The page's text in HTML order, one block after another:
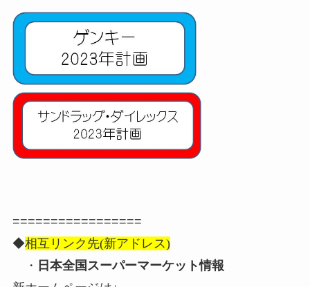
=================
◆相互リンク先(新アドレス)
・ 日本全国スーパーマーケット情報